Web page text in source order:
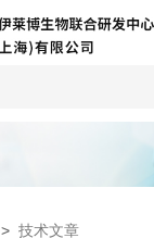
>技术文章